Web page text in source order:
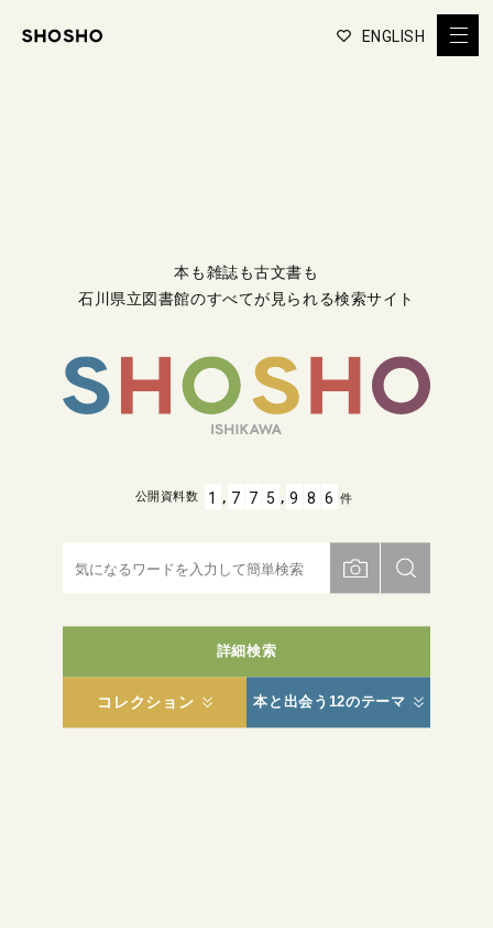
ENGLISH
本も雑誌も古文書も
石川県立図書館のすべてが見られる検索サイト
詳細検索
コレクション 本と出会う12のテーマ
公開資料数 1 , 7 7 5 , 9 8 6 件